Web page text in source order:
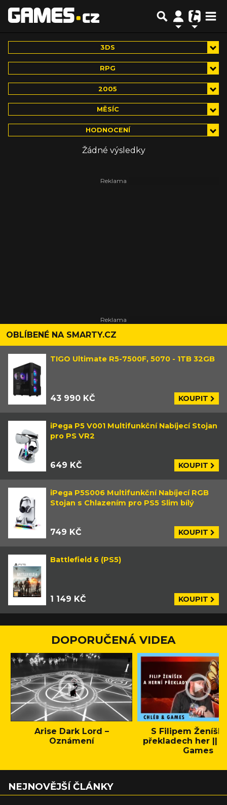
3DS
RPG
2005
MĚSÍC
HODNOCENÍ
Žádné výsledky
OBLÍBENÉ NA SMARTY.CZ
TIGO Ultimate R5-7500F, 5070 - 1TB 32GB
43 990 KČ KOUPIT
iPega P5 V001 Multifunkční Nabíjecí Stojan
pro PS VR2
649 KČ KOUPIT
iPega P5S006 Multifunkční Nabíjecí RGB
Stojan s Chlazením pro PS5 Slim bílý
749 KČ KOUPIT
Battlefield 6 (PS5)
1 149 KČ KOUPIT
DOPORUČENÁ VIDEA
Arise Dark Lord –
Oznámení
S Filipem
překladech her ||
Games
NEJNOVĚJŠÍ ČLÁNKY